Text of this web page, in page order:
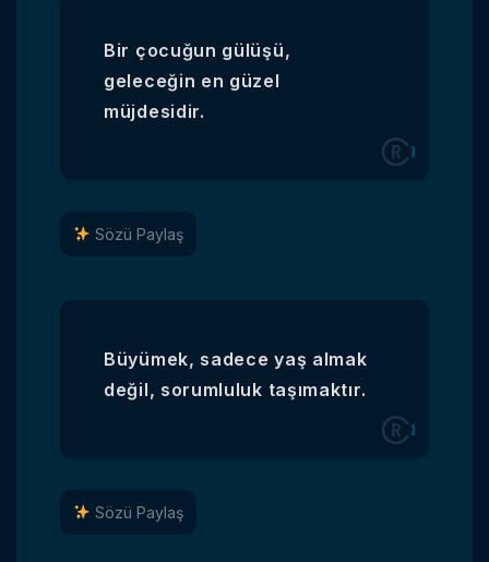
Bir çocuğun gülüşü,
geleceğin en güzel
müjdesidir.
Sözü Paylaş
Büyümek, sadece yaş almak
değil, sorumluluk taşımaktır.
Sözü Paylaş